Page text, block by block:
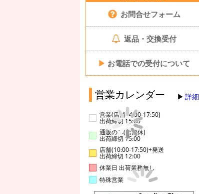
お問合せフォーム
返品・交換受付
▶ お電話での受付について
営業カレンダー 詳細
営業(店舗14:00-17:50)
出荷締切 15:00
通販のみ(店舗休)
出荷締切 15:00
店舗(10:00-17:50)+発送
出荷締切 12:00
休業日 出荷業務無し
特殊営業